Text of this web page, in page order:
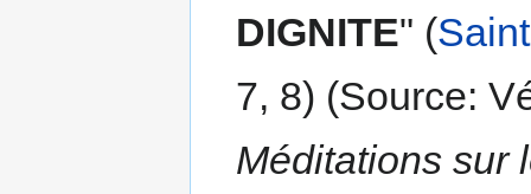
DIGNITE" (
7, 8) (Source:
Méditations sur